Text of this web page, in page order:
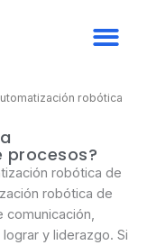
robótica
robótica de
robótica de
comunicación,
y liderazgo. Si